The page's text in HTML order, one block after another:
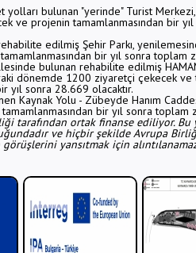
yolları bulunan "yerinde" Turist
ve projenin tamamlanmasından bir
edilmiş Şehir Parkı,
bir yıl sonra toplam
bulunan rehabilite edilmiş HAMAM
dönemde 1200 ziyaretçi çekecek ve
yıl sonra 28.669 olacaktır.
Kaynak Yolu - Zübeyde Hanım
bir yıl sonra toplam
tarafından ortak finanse ediliyor. Bu
ve hiçbir şekilde Avrupa
yansıtmak için